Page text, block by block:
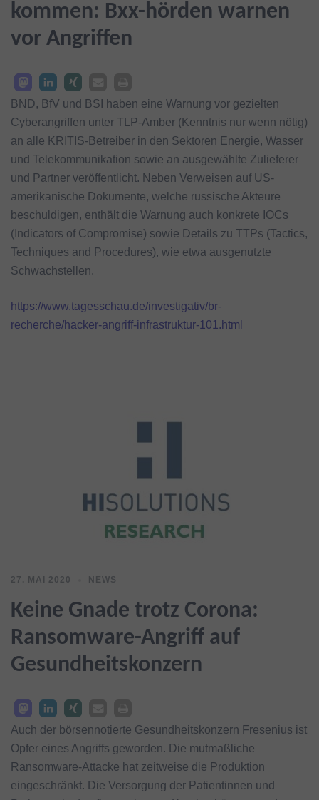
kommen: Bxx-hörden warnen
vor Angriffen
BND, BfV und BSI haben eine Warnung vor gezielten
Cyberangriffen unter TLP-Amber (Kenntnis nur wenn nötig)
an alle KRITIS-Betreiber in den Sektoren Energie, Wasser
und Telekommunikation sowie an ausgewählte Zulieferer
und Partner veröffentlicht. Neben Verweisen auf US-
amerikanische Dokumente, welche russische Akteure
beschuldigen, enthält die Warnung auch konkrete IOCs
(Indicators of Compromise) sowie Details zu TTPs (Tactics,
Techniques and Procedures), wie etwa ausgenutzte
Schwachstellen.
https://www.tagesschau.de/investigativ/br-
recherche/hacker-angriff-infrastruktur-101.html
27. MAI 2020 NEWS
Keine Gnade trotz Corona:
Ransomware-Angriff auf
Gesundheitskonzern
Auch der börsennotierte Gesundheitskonzern Fresenius ist
Opfer eines Angriffs geworden. Die mutmaßliche
Ransomware-Attacke hat zeitweise die Produktion
eingeschränkt. Die Versorgung der Patientinnen und